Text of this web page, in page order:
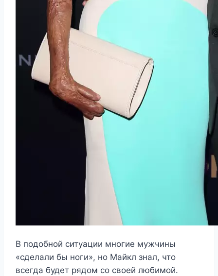
В подобной ситуации многие мужчины
«сделали бы ноги», но Майкл знал, что
всегда будет рядом со своей любимой.